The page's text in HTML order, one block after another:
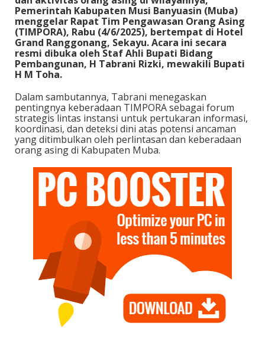
Pemerintah Kabupaten Musi Banyuasin (Muba)
menggelar Rapat Tim Pengawasan Orang Asing
(TIMPORA), Rabu (4/6/2025), bertempat di Hotel
Grand Ranggonang, Sekayu. Acara ini secara
resmi dibuka oleh Staf Ahli Bupati Bidang
Pembangunan, H Tabrani Rizki, mewakili Bupati
H M Toha.
Dalam sambutannya, Tabrani menegaskan
pentingnya keberadaan TIMPORA sebagai forum
strategis lintas instansi untuk pertukaran informasi,
koordinasi, dan deteksi dini atas potensi ancaman
yang ditimbulkan oleh perlintasan dan keberadaan
orang asing di Kabupaten Muba.